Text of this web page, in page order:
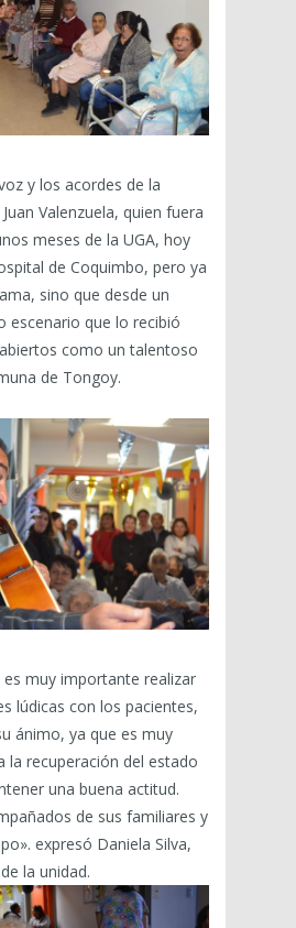
y los acordes de la
Valenzuela, quien fuera
meses de la UGA, hoy
de Coquimbo, pero ya
sino que desde un
escenario que lo recibió
como un talentoso
de Tongoy.
muy importante realizar
lúdicas con los pacientes,
ánimo, ya que es muy
la recuperación del estado
una buena actitud.
de sus familiares y
expresó Daniela Silva,
la unidad.